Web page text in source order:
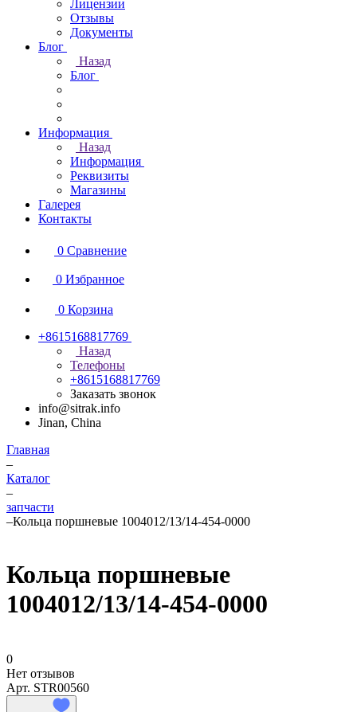
Лицензии
Отзывы
Документы
Блог
Назад
Блог
Информация
Назад
Информация
Реквизиты
Магазины
Галерея
Контакты
0 Сравнение
0 Избранное
0 Корзина
+8615168817769
Назад
Телефоны
+8615168817769
Заказать звонок
info@sitrak.info
Jinan, China
Главная
–
Каталог
–
запчасти
–Кольца поршневые 1004012/13/14-454-0000
Кольца поршневые
1004012/13/14-454-0000
0
Нет отзывов
Арт. STR00560